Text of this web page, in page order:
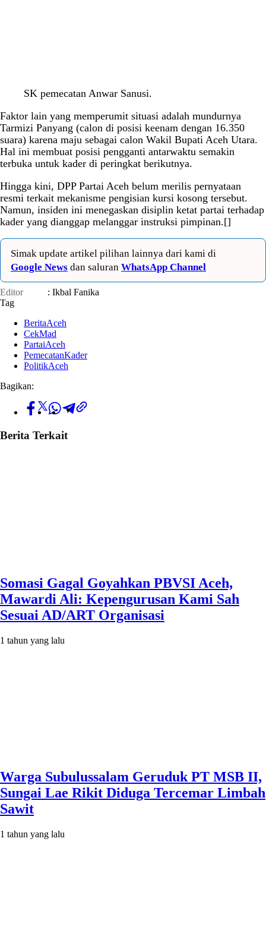
SK pemecatan Anwar Sanusi.
Faktor lain yang memperumit situasi adalah mundurnya
Tarmizi Panyang (calon di posisi keenam dengan 16.350
suara) karena maju sebagai calon Wakil Bupati Aceh Utara.
Hal ini membuat posisi pengganti antarwaktu semakin
terbuka untuk kader di peringkat berikutnya.
Hingga kini, DPP Partai Aceh belum merilis pernyataan
resmi terkait mekanisme pengisian kursi kosong tersebut.
Namun, insiden ini menegaskan disiplin ketat partai terhadap
kader yang dianggap melanggar instruksi pimpinan.[]
Simak update artikel pilihan lainnya dari kami di
Google News dan saluran WhatsApp Channel
Editor
: Ikbal Fanika
Tag
BeritaAceh
CekMad
PartaiAceh
PemecatanKader
PolitikAceh
Bagikan:
Berita Terkait
Somasi Gagal Goyahkan PBVSI Aceh,
Mawardi Ali: Kepengurusan Kami Sah
Sesuai AD/ART Organisasi
1 tahun yang lalu
Warga Subulussalam Geruduk PT MSB II,
Sungai Lae Rikit Diduga Tercemar Limbah
Sawit
1 tahun yang lalu